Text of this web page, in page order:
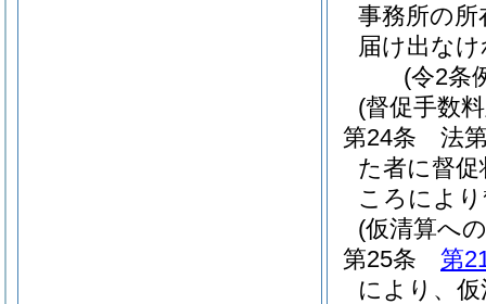
事務所の所
届け出な
(令2条
(督促手数
第24条
法
た者に督
ころによ
(仮清算へ
第25条
第
により、